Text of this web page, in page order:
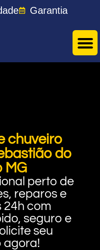
Garantia
chuveiro
do
MG
perto de
reparos e
24h com
seguro e
seu
agora!